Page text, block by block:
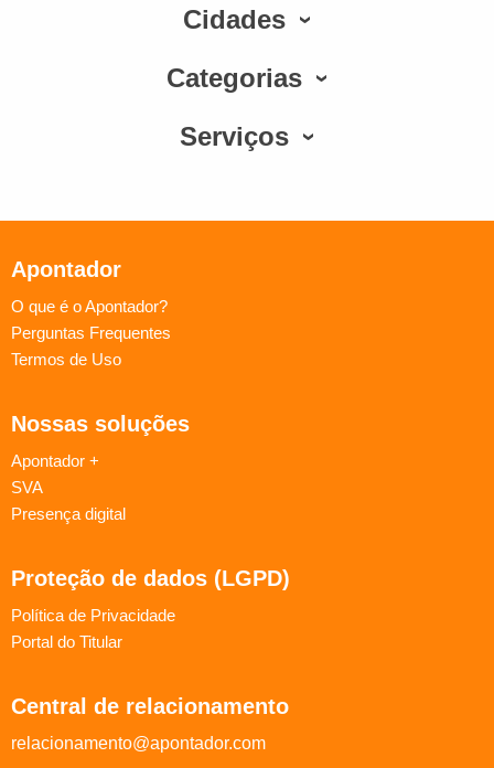
Cidades
Categorias
Serviços
Apontador
O que é o Apontador?
Perguntas Frequentes
Termos de Uso
Nossas soluções
Apontador +
SVA
Presença digital
Proteção de dados (LGPD)
Política de Privacidade
Portal do Titular
Central de relacionamento
relacionamento@apontador.com